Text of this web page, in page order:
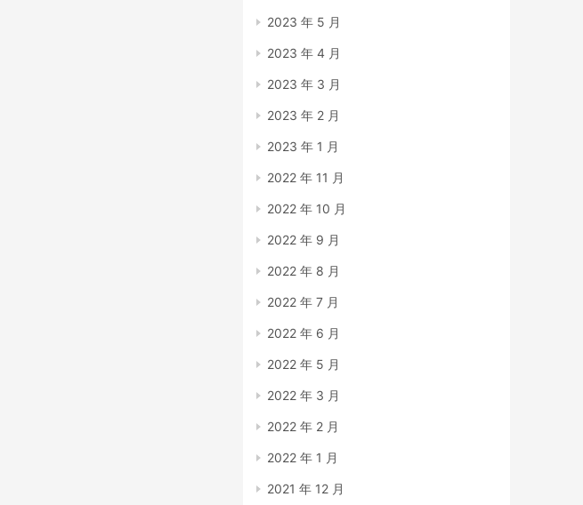
2023 年 5 月
2023 年 4 月
2023 年 3 月
2023 年 2 月
2023 年 1 月
2022 年 11 月
2022 年 10 月
2022 年 9 月
2022 年 8 月
2022 年 7 月
2022 年 6 月
2022 年 5 月
2022 年 3 月
2022 年 2 月
2022 年 1 月
2021 年 12 月